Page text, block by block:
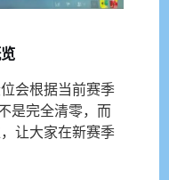
会根据当前赛季
是完全清零，而
让大家在新赛季